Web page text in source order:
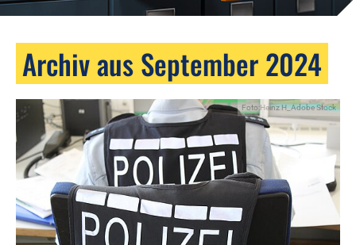
Archiv aus September 2024
Foto:Heinz H_Adobe Stock